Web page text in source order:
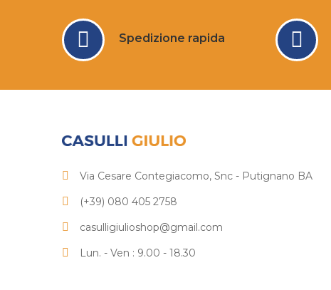
Spedizione rapida
Via Cesare Contegiacomo, Snc - Putignano BA
(+39) 080 405 2758
casulligiulioshop@gmail.com
Lun. - Ven : 9.00 - 18.30